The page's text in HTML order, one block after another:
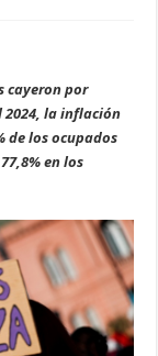
cayeron por
2024, la inflación
de los ocupados
en los